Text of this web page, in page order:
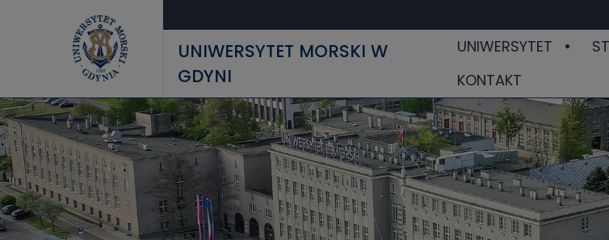
UNIWERSYTET MORSKI W
GDYNI
UNIWERSYTET
KONTAKT